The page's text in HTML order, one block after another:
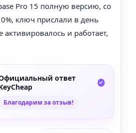
Pro 15 полную версию, со
ключ прислали в день
активировалось и работает,
ответ
Благодарим за отзыв!